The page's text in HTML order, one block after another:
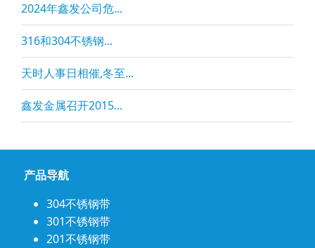
2024年鑫发公司危...
316和304不锈钢...
天时人事日相催,冬至...
鑫发金属召开2015...
产品导航
304不锈钢带
301不锈钢带
201不锈钢带